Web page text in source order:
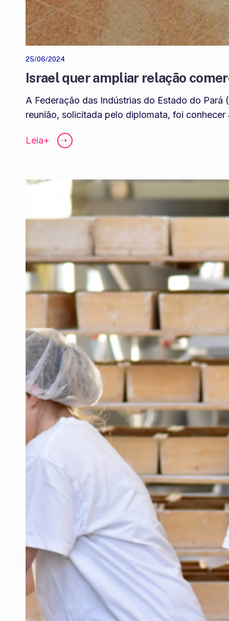
25/06/2024
Israel quer ampliar relação
A Federação das Indústrias do Estado do
reunião, solicitada pelo diplomata, foi
Leia+ ➝